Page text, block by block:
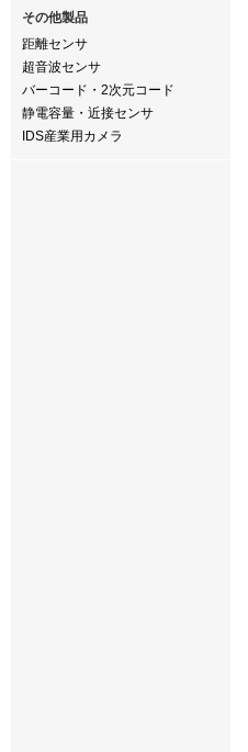
その他製品
距離センサ
超音波センサ
バーコード・2次元コード
静電容量・近接センサ
IDS産業用カメラ